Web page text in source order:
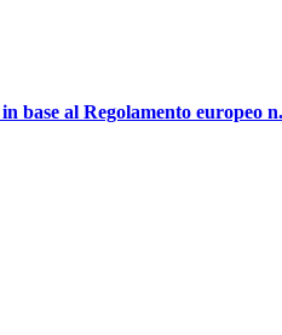
base al Regolamento europeo